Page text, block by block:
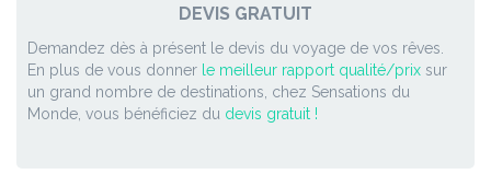
DEVIS GRATUIT
Demandez dès à présent le devis du voyage de vos rêves.
En plus de vous donner le meilleur rapport qualité/prix sur
un grand nombre de destinations, chez Sensations du
Monde, vous bénéficiez du devis gratuit !